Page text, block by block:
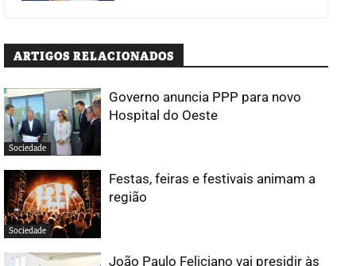
ARTIGOS RELACIONADOS
Sociedade
Governo anuncia PPP para novo
Hospital do Oeste
Sociedade
Festas, feiras e festivais animam a
região
João Paulo Feliciano vai presidir às